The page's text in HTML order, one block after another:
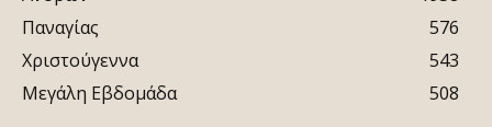
Παναγίας
576
Χριστούγεννα
543
Μεγάλη Εβδομάδα
508